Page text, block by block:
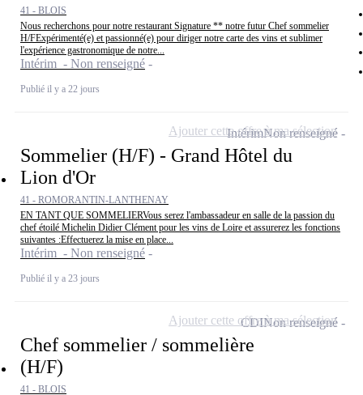
41 - BLOIS
Nous recherchons pour notre restaurant Signature ** notre futur Chef sommelier
H/FExpérimenté(e) et passionné(e) pour diriger notre carte des vins et sublimer
l'expérience gastronomique de notre...
Intérim - Non renseigné
Publié il y a 22 jours
Sommelier (H/F) - Grand Hôtel du
Lion d'Or
41 - ROMORANTIN-LANTHENAY
EN TANT QUE SOMMELIERVous serez l'ambassadeur en salle de la passion du
chef étoilé Michelin Didier Clément pour les vins de Loire et assurerez les fonctions
suivantes :Effectuerez la mise en place...
Intérim - Non renseigné
Publié il y a 23 jours
IntérimNon renseigné
Ajouter cette offre à ma sélection
Chef sommelier / sommelière
(H/F)
41 - BLOIS
CDINon renseigné
Ajouter cette offre à ma sélection